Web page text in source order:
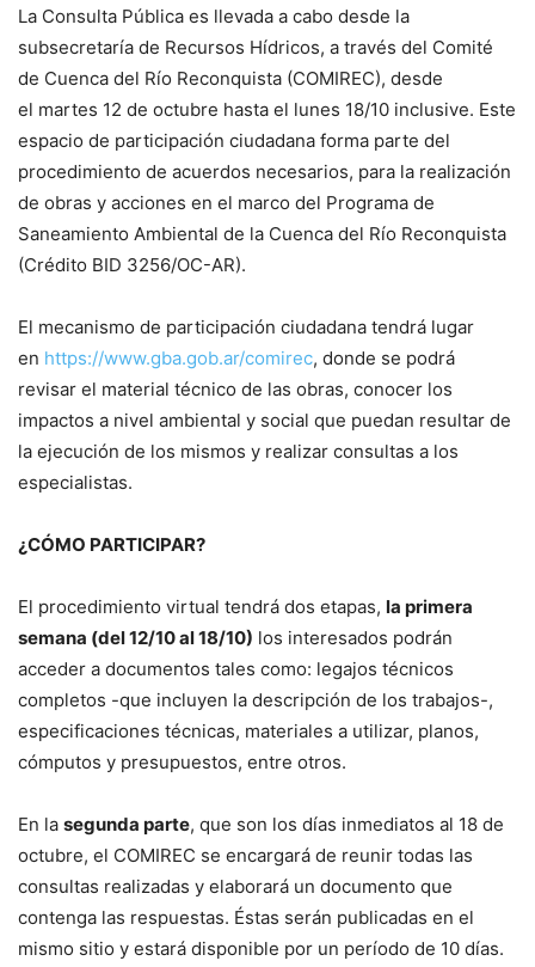
La Consulta Pública es llevada a cabo desde la
subsecretaría de Recursos Hídricos, a través del Comité
de Cuenca del Río Reconquista (COMIREC), desde
el martes 12 de octubre hasta el lunes 18/10 inclusive. Este
espacio de participación ciudadana forma parte del
procedimiento de acuerdos necesarios, para la realización
de obras y acciones en el marco del Programa de
Saneamiento Ambiental de la Cuenca del Río Reconquista
(Crédito BID 3256/OC-AR).
El mecanismo de participación ciudadana tendrá lugar
en https://www.gba.gob.ar/comirec, donde se podrá
revisar el material técnico de las obras, conocer los
impactos a nivel ambiental y social que puedan resultar de
la ejecución de los mismos y realizar consultas a los
especialistas.
¿CÓMO PARTICIPAR?
El procedimiento virtual tendrá dos etapas, la primera
semana (del 12/10 al 18/10) los interesados podrán
acceder a documentos tales como: legajos técnicos
completos -que incluyen la descripción de los trabajos-,
especificaciones técnicas, materiales a utilizar, planos,
cómputos y presupuestos, entre otros.
En la segunda parte, que son los días inmediatos al 18 de
octubre, el COMIREC se encargará de reunir todas las
consultas realizadas y elaborará un documento que
contenga las respuestas. Éstas serán publicadas en el
mismo sitio y estará disponible por un período de 10 días.